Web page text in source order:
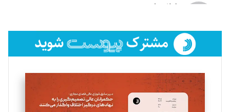
لیلا حنارود
فائزه فتحی رستمی
تحریریه
سروش کرمیان